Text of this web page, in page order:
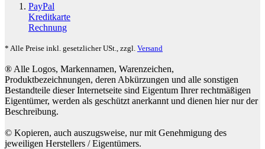
PayPal
Kreditkarte
Rechnung
* Alle Preise inkl. gesetzlicher USt., zzgl. Versand
® Alle Logos, Markennamen, Warenzeichen,
Produktbezeichnungen, deren Abkürzungen und alle sonstigen
Bestandteile dieser Internetseite sind Eigentum Ihrer rechtmäßigen
Eigentümer, werden als geschützt anerkannt und dienen hier nur der
Beschreibung.
© Kopieren, auch auszugsweise, nur mit Genehmigung des
jeweiligen Herstellers / Eigentümers.